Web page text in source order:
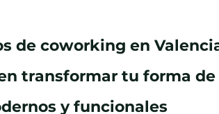
de coworking en
transformar tu forma
y funcionales